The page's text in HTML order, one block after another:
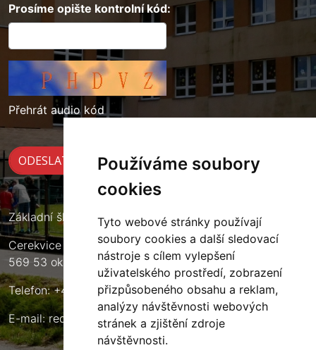
Používáme soubory
cookies
Tyto webové stránky používají
soubory cookies a další sledovací
nástroje s cílem vylepšení
uživatelského prostředí, zobrazení
přizpůsobeného obsahu a reklam,
analýzy návštěvnosti webových
stránek a zjištění zdroje
návštěvnosti.
Prosíme opište kontrolní kód:
Přehrát audio kód
Základní škola Cerekvice nad Loučnou
Cerekvice nad Loučnou 135
569 53 okres Svitavy
Telefon: +420 461 633 140
E-mail:reditel@zscerekvice.cz